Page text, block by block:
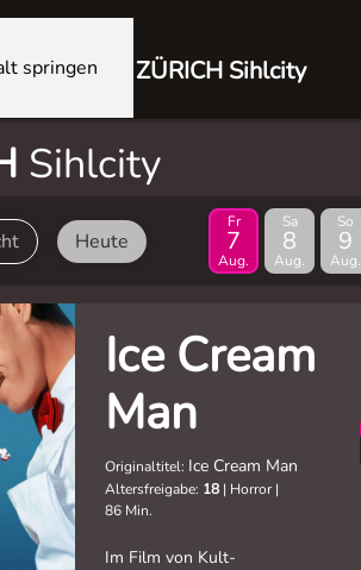
springen ZÜRICH Sihlcity
Sihlcity
Heute
Fr
7
Aug.
Sa
8
Aug.
So
9
Aug.
Ice Cream
Man
Originaltitel: Ice Cream Man
Altersfreigabe: 18 | Horror |
86 Min.
Im Film von Kult-